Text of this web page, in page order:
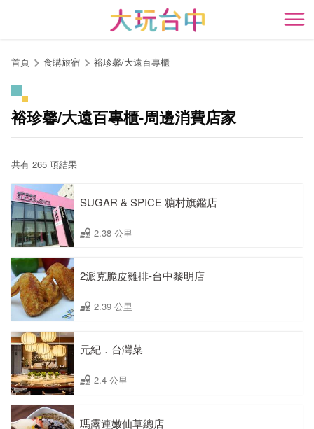
開
首頁 食購旅宿 裕珍馨/大遠百專櫃
裕珍馨/大遠百專櫃-周邊消費店家
共有 265 項結果
SUGAR & SPICE 糖村旗鑑店
2.38 公里
2派克脆皮雞排-台中黎明店
2.39 公里
元紀．台灣菜
2.4 公里
瑪露連嫩仙草總店